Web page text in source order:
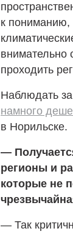
к пониманию,
внимательно
проходить
Наблюдать
намного
в Норильске.
—
регионы и
которые не
— Так